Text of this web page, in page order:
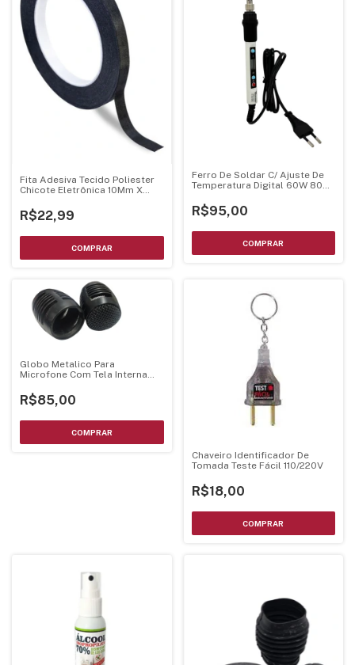
Fita Adesiva Tecido Poliester
Chicote Eletrônica 10Mm X
R$22,99
Ferro De Soldar C/ Ajuste De
Temperatura Digital 60W 80W
R$95,00
Globo Metalico Para
Microfone Com Tela Interna
R$85,00
Chaveiro Identificador De
Tomada Teste Fácil 110/220V
R$18,00